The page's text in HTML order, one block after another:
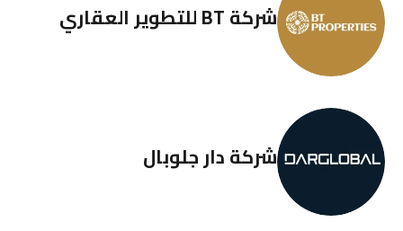
شركة BT للتطوير العقاري
شركة دار جلوبال